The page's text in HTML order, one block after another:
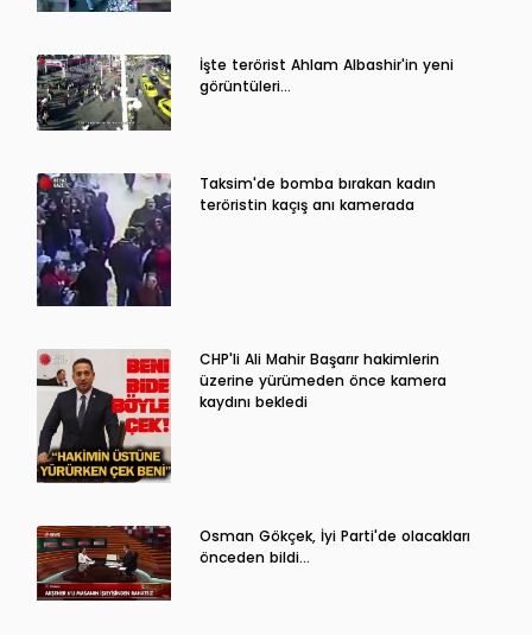
İşte terörist Ahlam Albashir'in yeni
görüntüleri…
Taksim'de bomba bırakan kadın
teröristin kaçış anı kamerada
CHP'li Ali Mahir Başarır hakimlerin
üzerine yürümeden önce kamera
kaydını bekledi
Osman Gökçek, İyi Parti'de olacakları
önceden bildi...